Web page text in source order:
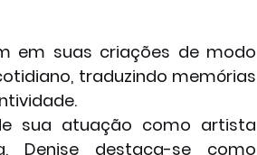
em suas criações de modo
traduzindo memórias
sua atuação como artista
Denise destaca-se como